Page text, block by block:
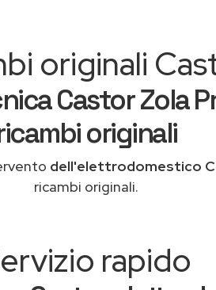
originali
Castor Zola
originali
dell'elettrodomestico
ricambi originali.
rapido